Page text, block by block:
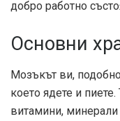
добро работно
Основни
Мозъкът ви,
което ядете и
витамини, минерали